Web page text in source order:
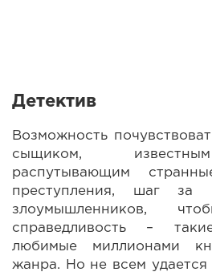
Детектив
Возможность
сыщиком,
распутывающим
преступления, шаг за
злоумышленников,
справедливость –
любимые миллионами
жанра. Но не всем удается